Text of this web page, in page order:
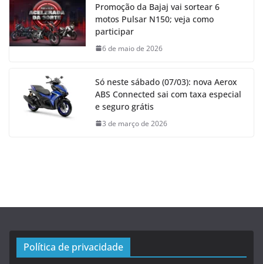
Promoção da Bajaj vai sortear 6
motos Pulsar N150; veja como
participar
6 de maio de 2026
Só neste sábado (07/03): nova Aerox
ABS Connected sai com taxa especial
e seguro grátis
3 de março de 2026
Política de privacidade